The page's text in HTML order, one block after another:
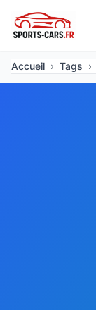
Accueil › Tags ›